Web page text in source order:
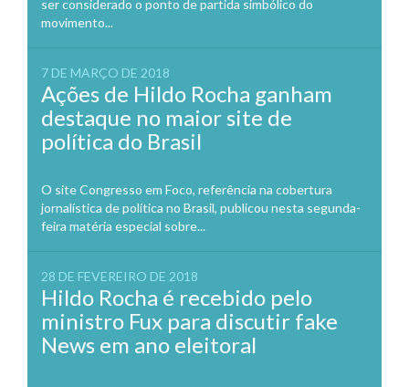
ser considerado o ponto de partida simbólico do
movimento...
7 DE MARÇO DE 2018
Ações de Hildo Rocha ganham
destaque no maior site de
política do Brasil
O site Congresso em Foco, referência na cobertura
jornalística de política no Brasil, publicou nesta segunda-
feira matéria especial sobre...
28 DE FEVEREIRO DE 2018
Hildo Rocha é recebido pelo
ministro Fux para discutir fake
News em ano eleitoral